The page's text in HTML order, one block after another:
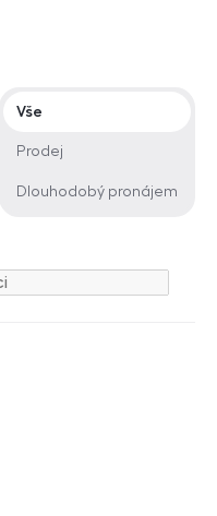
Typ nabídky
Vše
Prodej
Dlouhodobý pronájem